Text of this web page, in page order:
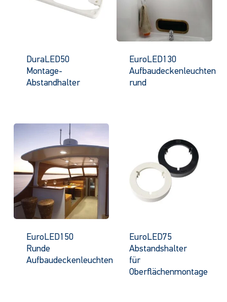
DuraLED50
Montage-
Abstandhalter
EuroLED130
Aufbaudeckenleuchten
rund
EuroLED150
Runde
Aufbaudeckenleuchten
EuroLED75
Abstandshalter
für
Oberflächenmontage